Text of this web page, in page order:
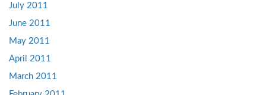
July 2011
June 2011
May 2011
April 2011
March 2011